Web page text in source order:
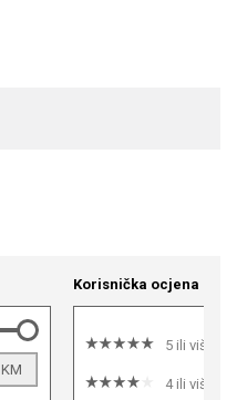
KM
Korisnička ocjena
5 ili više
4 ili više